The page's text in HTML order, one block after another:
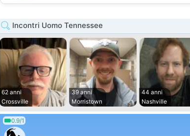
Incontri Uomo Tennessee
62 anni
Crossville
39 anni
Morristown
44 anni
Nashville
0.9/1